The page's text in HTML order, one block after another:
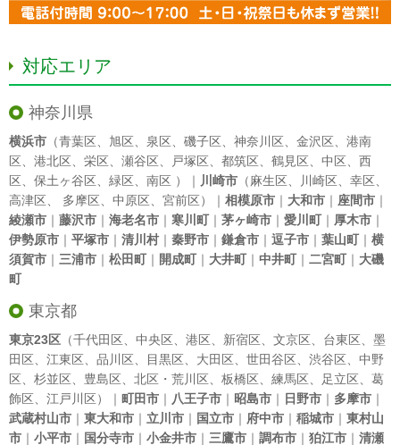
対応エリア
神奈川県
横浜市 （青葉区 旭区 泉区 磯子区 神奈川区 金沢区
港南
区
港北区 栄区 瀬谷区 戸塚区 都筑区 鶴見区 中区
西
区
保土ヶ谷区 緑区 南区 ）｜ 川崎市 （麻生区 川崎区 幸区
高津区
多摩区 中原区 宮前区）｜ 相模原市 ｜ 大和市 ｜ 座間市 ｜
綾瀬市 ｜ 藤沢市 ｜ 海老名市 ｜ 寒川町｜ 茅ヶ崎市 ｜ 愛川町｜ 厚木市 ｜
伊勢原市 ｜ 平塚市 ｜ 清川村｜ 秦野市 ｜ 鎌倉市 ｜ 逗子市 ｜ 葉山町｜ 横
須賀市 ｜ 三浦市 ｜ 松田町｜ 開成町｜ 大井町｜ 中井町｜ 二宮町｜ 大磯
町
東京都
東京23区 （千代田区 中央区 港区 新宿区 文京区 台東区
墨
田区
江東区 品川区 目黒区 大田区 世田谷区 渋谷区
中野
区
杉並区 豊島区 北区 ・ 荒川区 板橋区 練馬区 足立区
葛
飾区
江戸川区）｜ 町田市 ｜ 八王子市 ｜ 昭島市 ｜ 日野市 ｜ 多摩市 ｜
武蔵村山市 ｜ 東大和市 ｜ 立川市 ｜ 国立市 ｜ 府中市 ｜ 稲城市 ｜ 東村山
市 ｜ 小平市 ｜ 国分寺市 ｜ 小金井市 ｜ 三鷹市 ｜ 調布市 ｜ 狛江市 ｜ 清瀬